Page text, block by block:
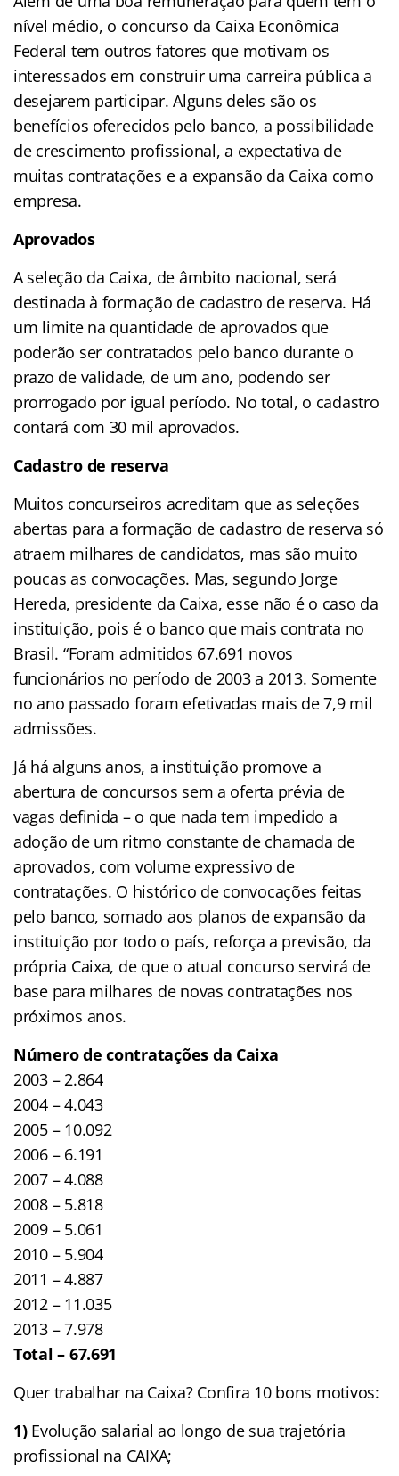
nível médio, o concurso da Caixa Econômica
Federal tem outros fatores que motivam os
interessados em construir uma carreira pública a
desejarem participar. Alguns deles são os
benefícios oferecidos pelo banco, a possibilidade
de crescimento profissional, a expectativa de
muitas contratações e a expansão da Caixa como
empresa.
Aprovados
A seleção da Caixa, de âmbito nacional, será
destinada à formação de cadastro de reserva. Há
um limite na quantidade de aprovados que
poderão ser contratados pelo banco durante o
prazo de validade, de um ano, podendo ser
prorrogado por igual período. No total, o cadastro
contará com 30 mil aprovados.
Cadastro de reserva
Muitos concurseiros acreditam que as seleções
abertas para a formação de cadastro de reserva só
atraem milhares de candidatos, mas são muito
poucas as convocações. Mas, segundo Jorge
Hereda, presidente da Caixa, esse não é o caso da
instituição, pois é o banco que mais contrata no
Brasil. “Foram admitidos 67.691 novos
funcionários no período de 2003 a 2013. Somente
no ano passado foram efetivadas mais de 7,9 mil
admissões.
Já há alguns anos, a instituição promove a
abertura de concursos sem a oferta prévia de
vagas definida – o que nada tem impedido a
adoção de um ritmo constante de chamada de
aprovados, com volume expressivo de
contratações. O histórico de convocações feitas
pelo banco, somado aos planos de expansão da
instituição por todo o país, reforça a previsão, da
própria Caixa, de que o atual concurso servirá de
base para milhares de novas contratações nos
próximos anos.
Número de contratações da Caixa
2003 – 2.864
2004 – 4.043
2005 – 10.092
2006 – 6.191
2007 – 4.088
2008 – 5.818
2009 – 5.061
2010 – 5.904
2011 – 4.887
2012 – 11.035
2013 – 7.978
Total – 67.691
Quer trabalhar na Caixa? Confira 10 bons motivos:
1)Evolução salarial ao longo de sua trajetória
profissional na CAIXA;